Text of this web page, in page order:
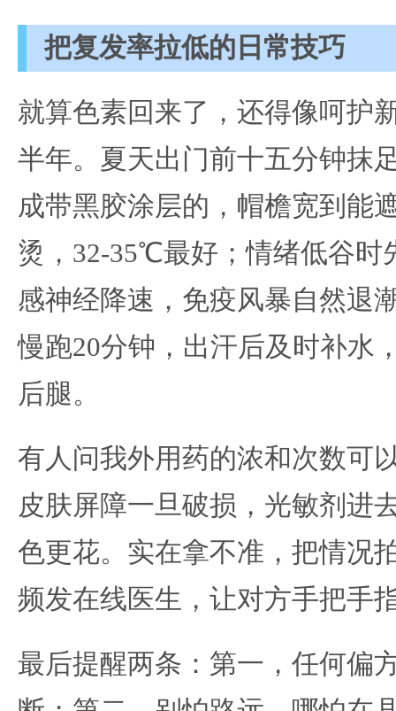
把复发率拉低的日常技巧
就算色素回来了，还得像呵护
半年。夏天出门前十五分钟抹
成带黑胶涂层的，帽檐宽到能
烫，32-35℃最好；情绪低谷时
感神经降速，免疫风暴自然退
慢跑20分钟，出汗后及时补水
后腿。
有人问我外用药的浓和次数可
皮肤屏障一旦破损，光敏剂进
色更花。实在拿不准，把情况
频发在线医生，让对方手把手
最后提醒两条：第一，任何偏